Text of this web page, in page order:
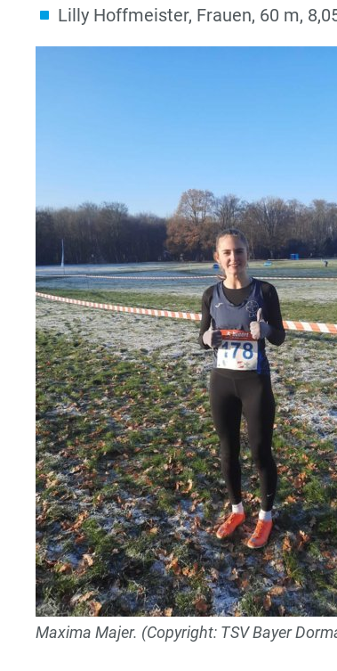
Lilly Hoffmeister, Frauen, 60 m,
Maxima Majer. (Copyright: TSV Bayer